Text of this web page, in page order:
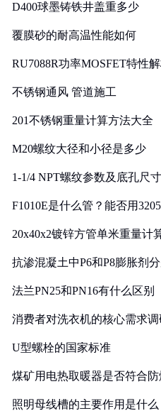
D400球墨铸铁井盖重多少
覆膜砂的耐高温性能如何
RU7088R功率MOSFET特性
不锈钢通风 管道施工
201不锈钢重量计算方法大全
M20螺纹大径和小径是多少
1-1/4 NPT螺纹参数及底孔尺
F1010E是什么管？能否用
20x40x2镀锌方管单米重量计
抗渗混凝土中P6和P8膨胀剂
法兰PN25和PN16有什么区别
消费者对洗衣机的核心需求
U型螺栓的国家标准
煤矿用电热取暖器是否符合
照明母线槽的主要作用是什么